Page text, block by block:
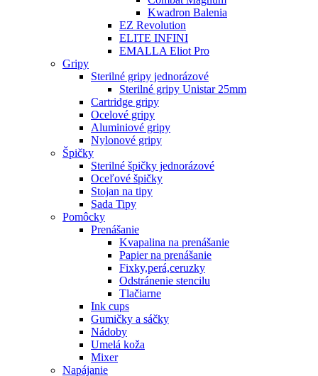
Kwadron Balenia
EZ Revolution
ELITE INFINI
EMALLA Eliot Pro
Gripy
Sterilné gripy jednorázové
Sterilné gripy Unistar 25mm
Cartridge gripy
Ocelové gripy
Aluminiové gripy
Nylonové gripy
Špičky
Sterilné špičky jednorázové
Oceľové špičky
Stojan na tipy
Sada Tipy
Pomôcky
Prenášanie
Kvapalina na prenášanie
Papier na prenášanie
Fixky,perá,ceruzky
Odstránenie stencilu
Tlačiarne
Ink cups
Gumičky a sáčky
Nádoby
Umelá koža
Mixer
Napájanie